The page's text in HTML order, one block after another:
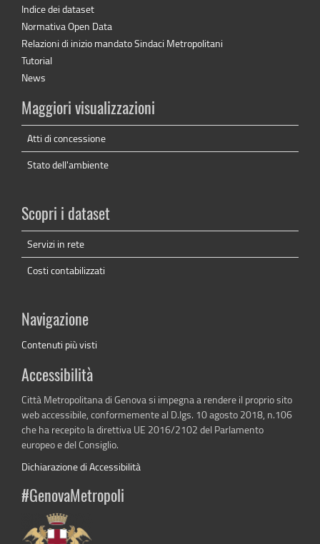
Indice dei dataset
Normativa Open Data
Relazioni di inizio mandato Sindaci Metropolitani
Tutorial
News
Maggiori visualizzazioni
Atti di concessione
Stato dell'ambiente
Scopri i dataset
Servizi in rete
Costi contabilizzati
Navigazione
Contenuti più visti
Accessibilità
Città Metropolitana di Genova si impegna a rendere il proprio sito
web accessibile, conformemente al D.lgs. 10 agosto 2018, n.106
che ha recepito la direttiva UE 2016/2102 del Parlamento
europeo e del Consiglio.
Dichiarazione di Accessibilità
#GenovaMetropoli